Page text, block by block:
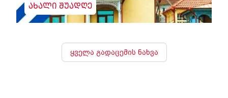
ახალი შუადღე
ყველა გადაცემის ნახვა